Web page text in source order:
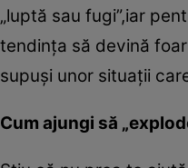
„luptă sau fugi”,iar
tendinţa să devină
supuşi unor situaţii
Cum ajungi să